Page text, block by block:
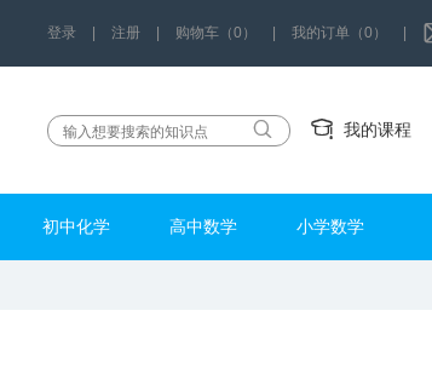
登录 注册 购物车（0） 我的订单（0）
我的课程
初中化学 高中数学 小学数学